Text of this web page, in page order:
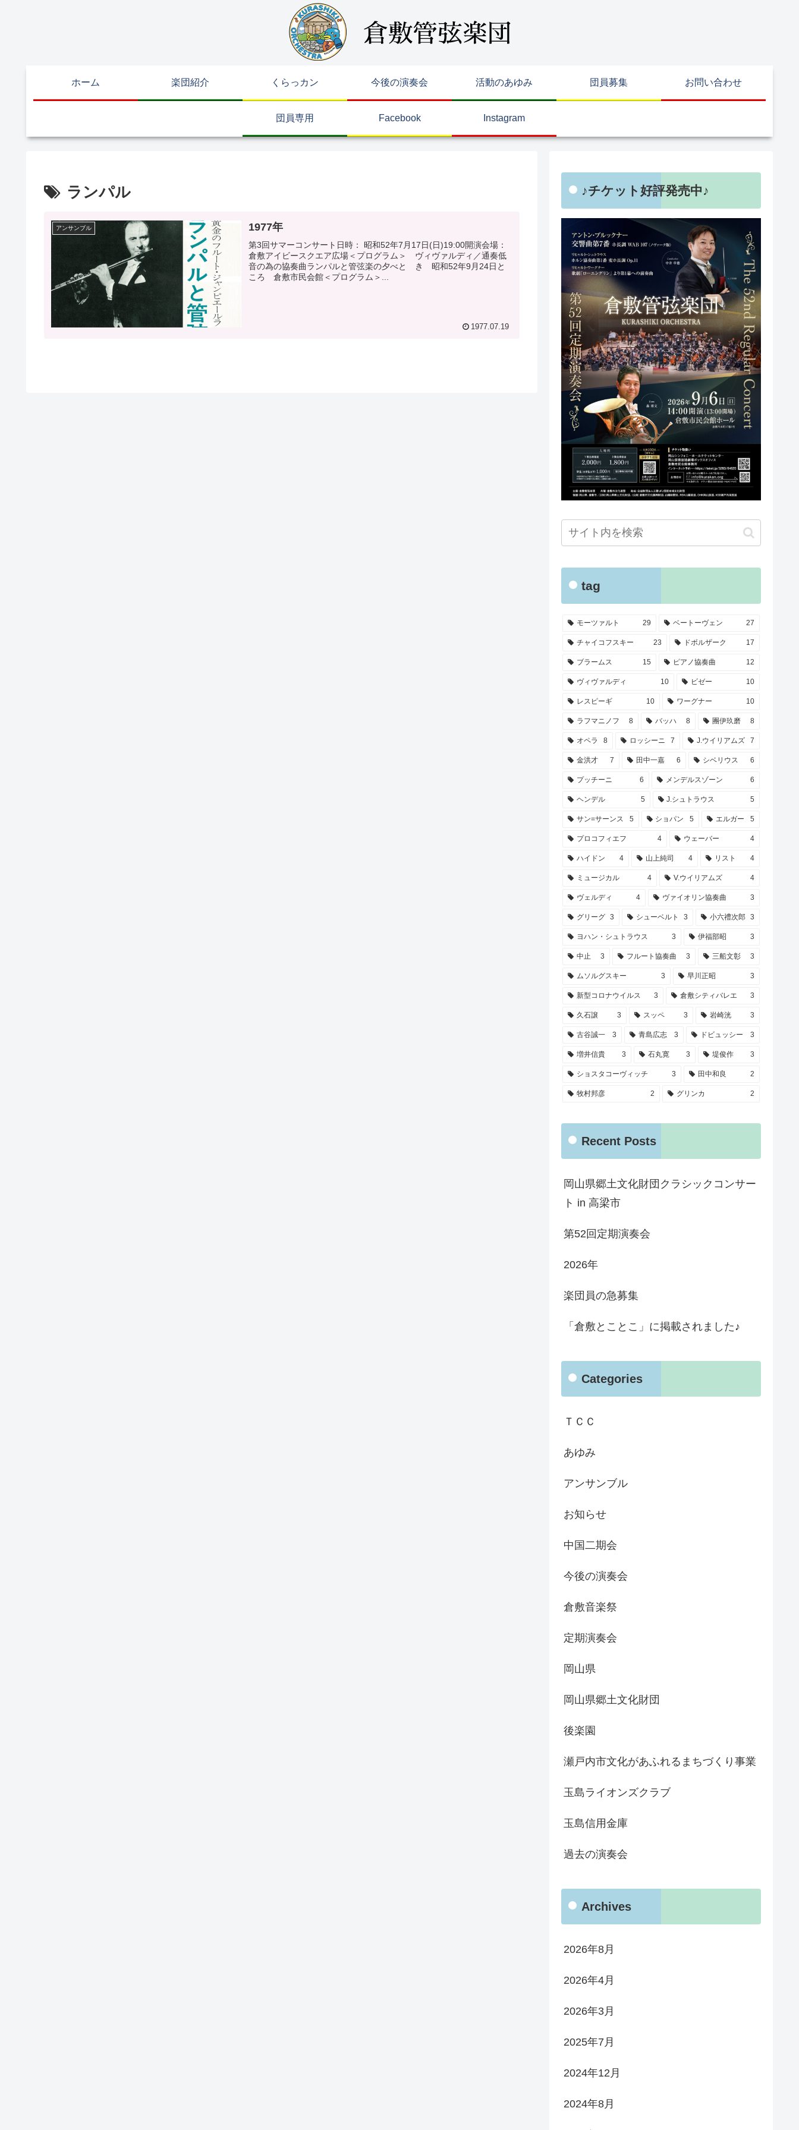
ホーム 楽団紹介 くらっカン 今後の演奏会 活動のあゆみ 団員募集 お問い合わせ
団員専用 Facebook Instagram
ランパル
アンサンブル 1977年
第3回サマーコンサート日時： 昭和52年7月17日(日)19:00開演会場：
倉敷アイビースクエア広場＜プログラム＞ ヴィヴァルディ／通奏低
音の為の協奏曲ランパルと管弦楽の夕べと き 昭和52年9月24日と
ころ 倉敷市民会館＜プログラム＞...
1977.07.19
♪チケット好評発売中♪
tag
モーツァルト 29 ベートーヴェン 27
チャイコフスキー 23 ドボルザーク 17
ブラームス 15 ピアノ協奏曲 12
ヴィヴァルディ 10 ビゼー 10
レスピーギ 10 ワーグナー 10
ラフマニノフ 8 バッハ 8 團伊玖磨 8
オペラ 8 ロッシーニ 7 J.ウイリアムズ 7
金洪才 7 田中一嘉 6 シベリウス 6
プッチーニ 6 メンデルスゾーン 6
ヘンデル 5 J.シュトラウス 5
サン=サーンス 5 ショパン 5 エルガー 5
プロコフィエフ 4 ウェーバー 4
ハイドン 4 山上純司 4 リスト 4
ミュージカル 4 V.ウイリアムズ 4
ヴェルディ 4 ヴァイオリン協奏曲 3
グリーグ 3 シューベルト 3 小六禮次郎 3
ヨハン・シュトラウス 3 伊福部昭 3
中止 3 フルート協奏曲 3 三船文彰 3
ムソルグスキー 3 早川正昭 3
新型コロナウイルス 3 倉敷シティバレエ 3
久石譲 3 スッペ 3 岩崎洸 3
古谷誠一 3 青島広志 3 ドビュッシー 3
増井信貴 3 石丸寛 3 堤俊作 3
ショスタコーヴィッチ 3 田中和良 2
牧村邦彦 2 グリンカ 2
Recent Posts
岡山県郷土文化財団クラシックコンサー
ト in 高梁市
第52回定期演奏会
2026年
楽団員の急募集
「倉敷とことこ」に掲載されました♪
Categories
ＴＣＣ
あゆみ
アンサンブル
お知らせ
中国二期会
今後の演奏会
倉敷音楽祭
定期演奏会
岡山県
岡山県郷土文化財団
後楽園
瀬戸内市文化があふれるまちづくり事業
玉島ライオンズクラブ
玉島信用金庫
過去の演奏会
Archives
2026年8月
2026年4月
2026年3月
2025年7月
2024年12月
2024年8月